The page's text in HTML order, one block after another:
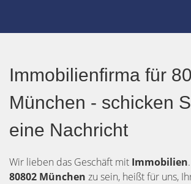
Immobilienfirma für
München - schicken
eine Nachricht
Wir lieben das Geschäft mit Immobilien.
80802 München zu sein, heißt für uns,